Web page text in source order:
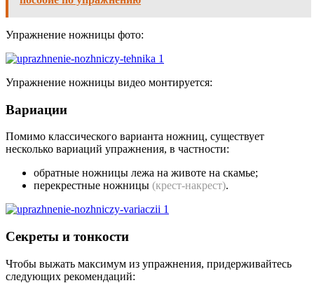
Упражнение ножницы фото:
Упражнение ножницы видео монтируется:
Вариации
Помимо классического варианта ножниц, существует
несколько вариаций упражнения, в частности:
обратные ножницы лежа на животе на скамье;
перекрестные ножницы (крест-накрест).
Секреты и тонкости
Чтобы выжать максимум из упражнения, придерживайтесь
следующих рекомендаций: